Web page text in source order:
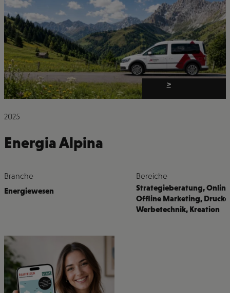
>
2025
Energia Alpina
Branche
Energiewesen
Bereiche
Strategieberatung,
Offline Marketing,
Werbetechnik, Kreation